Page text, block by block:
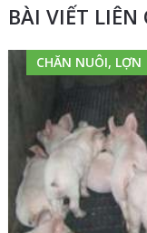
BÀI VIẾT LIÊN
CHĂN NUÔI, LỢN